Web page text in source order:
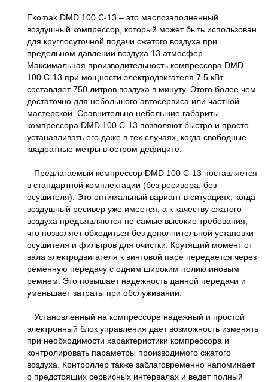
Ekomak DMD 100 C-13 – это маслозаполненный
воздушный компрессор, который может быть использован
для круглосуточной подачи сжатого воздуха при
предельном давлении воздуха 13 атмосфер.
Максимальная производительность компрессора DMD
100 C-13 при мощности электродвигателя 7.5 кВт
составляет 750 литров воздуха в минуту. Этого более чем
достаточно для небольшого автосервиса или частной
мастерской. Сравнительно небольшие габариты
компрессора DMD 100 C-13 позволяют быстро и просто
устанавливать его даже в тех случаях, когда свободные
квадратные метры в остром дефиците.
Предлагаемый компрессор DMD 100 C-13 поставляется
в стандартной комплектации (без ресивера, без
осушителя). Это оптимальный вариант в ситуациях, когда
воздушный ресивер уже имеется, а к качеству сжатого
воздуха предъявляются не самые высокие требования,
что позволяет обходиться без дополнительной установки
осушителя и фильтров для очистки. Крутящий момент от
вала электродвигателя к винтовой паре передается через
ременную передачу с одним широким поликлиновым
ремнем. Это повышает надежность данной передачи и
уменьшает затраты при обслуживании.
Установленный на компрессоре надежный и простой
электронный блок управления дает возможность изменять
при необходимости характеристики компрессора и
контролировать параметры производимого сжатого
воздуха. Контроллер также заблаговременно напоминает
о предстоящих сервисных интервалах и ведет полный